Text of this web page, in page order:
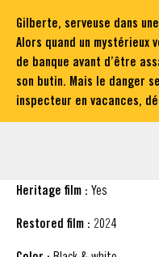
Gilberte, serveuse dans
Alors quand un mystérieux
de banque avant d’être
son butin. Mais le danger
inspecteur en vacances,
Heritage film : Yes
Restored film : 2024